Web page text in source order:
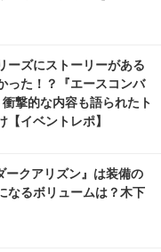
ーズにストーリーがある
った！？『エースコンバ
撃的な内容も語られたト
【イベントレポ】
ークアリズン』は装備の
なるボリュームは？木下